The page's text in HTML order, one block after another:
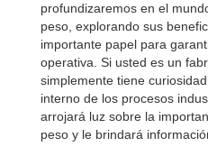
profundizaremos en el
peso, explorando sus
importante papel para
operativa. Si usted es un
simplemente tiene
interno de los procesos
arrojará luz sobre la
peso y le brindará